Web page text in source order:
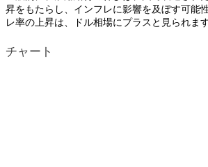
昇をもたらし、インフレに影響を及ぼす可能
レ率の上昇は、ドル相場にプラスと見られます
チャート